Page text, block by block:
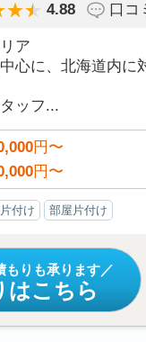
4.88 口コ
ア
心に、北海道内に
ッフ...
円〜
円〜
付け 部屋片付け
もりも承ります
はこちら